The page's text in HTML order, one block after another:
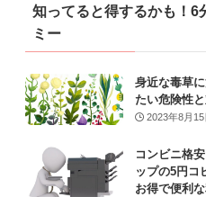
ー知ってると得するかも！6
ミー
身近な毒草
たい危険性
2023年8月15
コンビニ格
ップの5円コ
お得で便利